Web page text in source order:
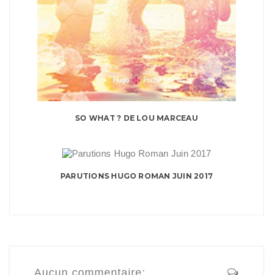
SO WHAT ? DE LOU MARCEAU
PARUTIONS HUGO ROMAN JUIN 2017
Aucun commentaire: